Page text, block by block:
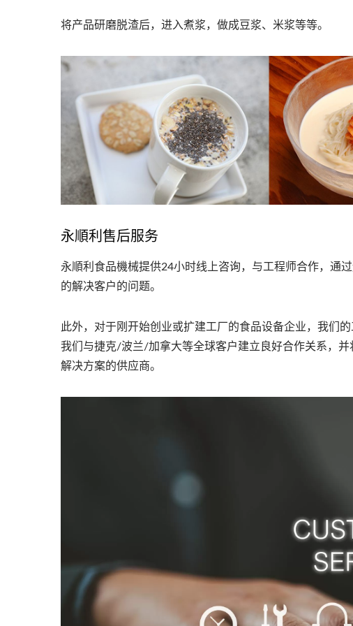
将产品研磨脱渣后，进入煮浆，做成豆浆、米浆等等。
永順利售后服务
永順利食品機械提供24小时线上咨询，与工程师合作，通
的解决客户的问题。
此外，对于刚开始创业或扩建工厂的食品设备企业，我们
我们与捷克/波兰/加拿大等全球客户建立良好合作关系，
解决方案的供应商。